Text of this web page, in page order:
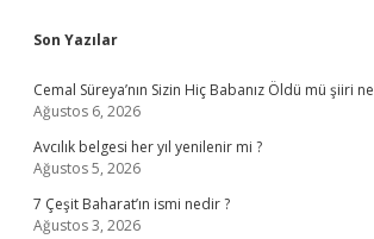
Sidebar
Son Yazılar
Cemal Süreya’nın Sizin Hiç Babanız Öldü mü şiiri
Ağustos 6, 2026
Avcılık belgesi her yıl yenilenir mi ?
Ağustos 5, 2026
7 Çeşit Baharat’ın ismi nedir ?
Ağustos 3, 2026